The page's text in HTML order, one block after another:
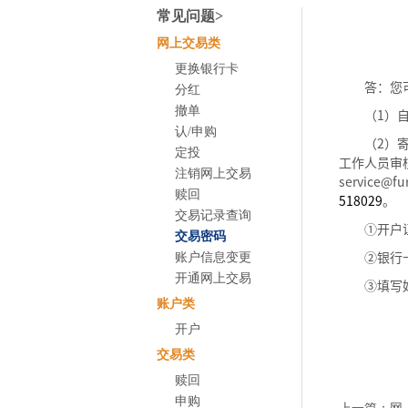
常见问题>
网上交易类
更换银行卡
分红
撤单
认/申购
定投
注销网上交易
赎回
交易记录查询
交易密码
账户信息变更
开通网上交易
账户类
开户
交易类
赎回
申购
答：您
（1）
（2）
工作人员审
518029。
①开户
②银行
③填写